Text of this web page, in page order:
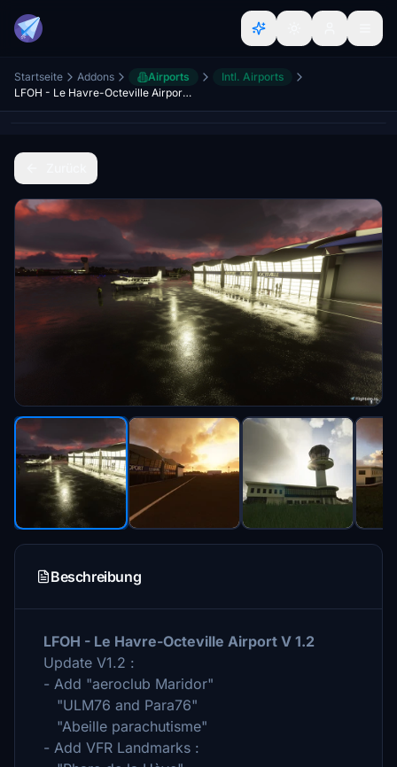
Startseite Addons Airports
Intl. Airports
LFOH - Le Havre-Octeville Airport V 1.2
Beschreibung
LFOH - Le Havre-Octeville Airport V 1.2
Update V1.2 :
- Add "aeroclub Maridor"
"ULM76 and Para76"
"Abeille parachutisme"
- Add VFR Landmarks :